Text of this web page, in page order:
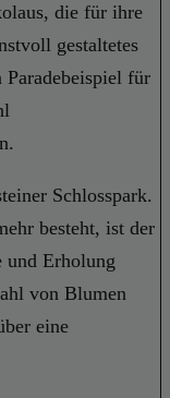
die für ihre
gestaltetes
für
Schlosspark.
besteht, ist der
und Erholung
von Blumen
eine